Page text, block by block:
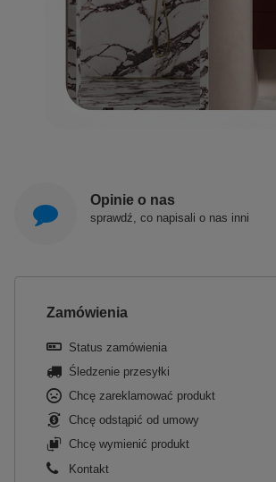
Opinie o nas
sprawdź, co napisali o nas inni
Zamówienia
Status zamówienia
Śledzenie przesyłki
Chcę zareklamować produkt
Chcę odstąpić od umowy
Chcę wymienić produkt
Kontakt